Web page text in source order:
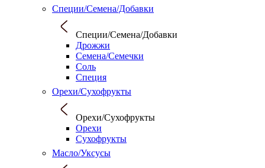
Специи/Семена/Добавки
Специи/Семена/Добавки
Дрожжи
Семена/Семечки
Соль
Специя
Орехи/Сухофрукты
Орехи/Сухофрукты
Орехи
Сухофрукты
Масло/Уксусы